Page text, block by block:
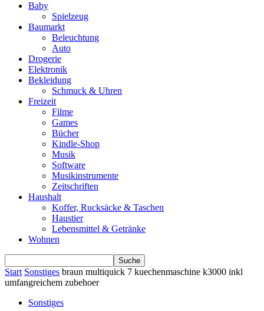
Baby
Spielzeug
Baumarkt
Beleuchtung
Auto
Drogerie
Elektronik
Bekleidung
Schmuck & Uhren
Freizeit
Filme
Games
Bücher
Kindle-Shop
Musik
Software
Musikinstrumente
Zeitschriften
Haushalt
Koffer, Rucksäcke & Taschen
Haustier
Lebensmittel & Getränke
Wohnen
Start Sonstiges braun multiquick 7 kuechenmaschine k3000 inkl
umfangreichem zubehoer
Sonstiges